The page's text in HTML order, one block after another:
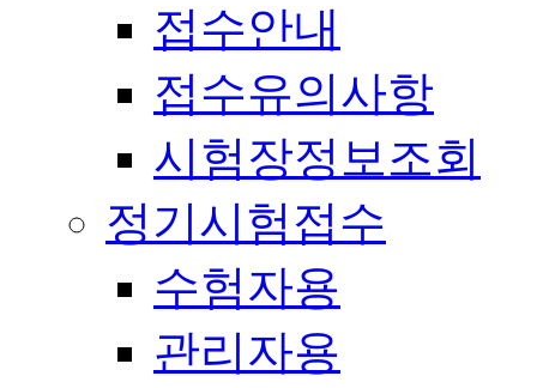
접수안내
접수유의사항
시험장정보조회
정기시험접수
수험자용
관리자용